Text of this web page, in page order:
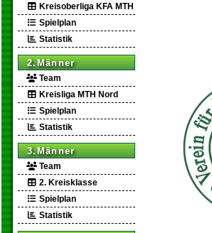
Kreisoberliga KFA MTH
Spielplan
Statistik
2.Männer
Team
Kreisliga MTH Nord
Spielplan
Statistik
3.Männer
Team
2. Kreisklasse
Spielplan
Statistik